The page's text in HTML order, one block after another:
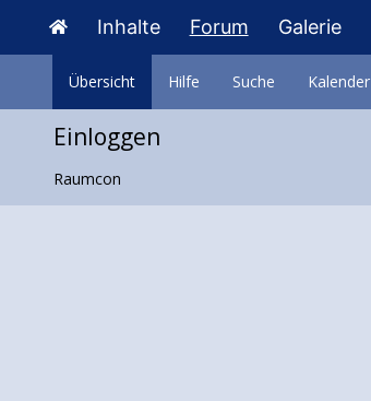
Inhalte Forum Galerie
Übersicht Hilfe Suche Kalender
Einloggen
Raumcon